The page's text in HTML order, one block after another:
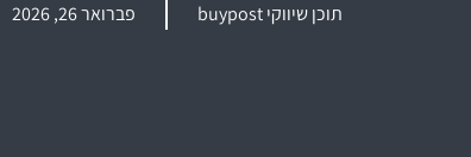
תוכן שיווקי buypost פברואר 26, 2026